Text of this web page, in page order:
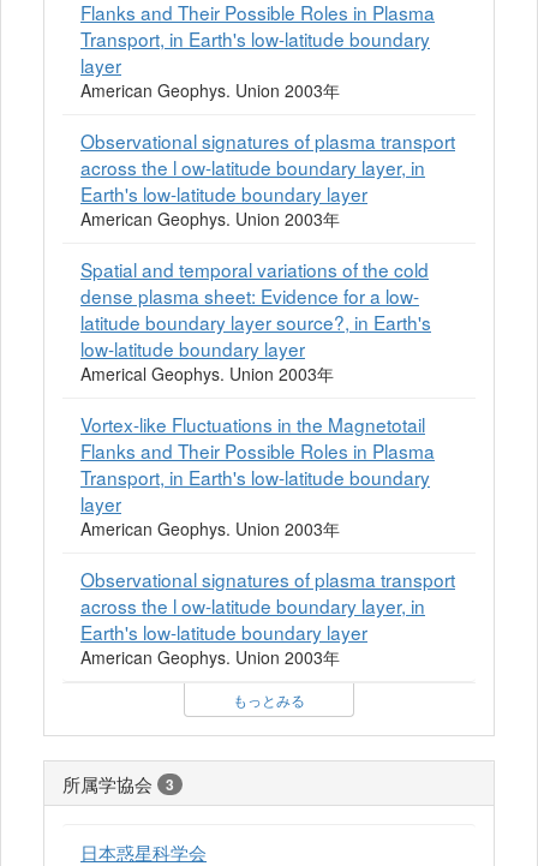
Flanks and Their Possible Roles in Plasma
Transport, in Earth's low-latitude boundary
layer
American Geophys. Union 2003年
Observational signatures of plasma transport
across the l ow-latitude boundary layer, in
Earth's low-latitude boundary layer
American Geophys. Union 2003年
Spatial and temporal variations of the cold
dense plasma sheet: Evidence for a low-
latitude boundary layer source?, in Earth's
low-latitude boundary layer
Americal Geophys. Union 2003年
Vortex-like Fluctuations in the Magnetotail
Flanks and Their Possible Roles in Plasma
Transport, in Earth's low-latitude boundary
layer
American Geophys. Union 2003年
Observational signatures of plasma transport
across the l ow-latitude boundary layer, in
Earth's low-latitude boundary layer
American Geophys. Union 2003年
もっとみる
所属学協会 3
日本惑星科学会